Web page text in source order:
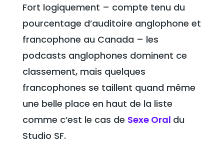
Fort logiquement – compte tenu du
pourcentage d’auditoire anglophone et
francophone au Canada – les
podcasts anglophones dominent ce
classement, mais quelques
francophones se taillent quand même
une belle place en haut de la liste
comme c’est le cas de Sexe Oral du
Studio SF.